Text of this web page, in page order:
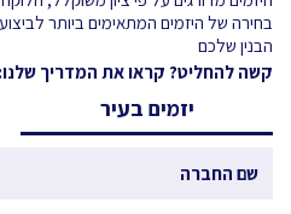
בחירה של היזמים המתאימים ביותר
הבנין שלכם
קשה להחליט? קראו את המדריך שלנו:
יזמים בעיר
שם החברה